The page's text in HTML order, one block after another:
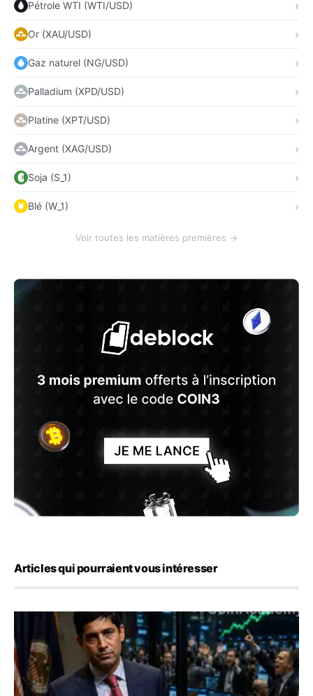
Pétrole WTI (WTI/USD)
Or (XAU/USD)
Gaz naturel (NG/USD)
Palladium (XPD/USD)
Platine (XPT/USD)
Argent (XAG/USD)
Soja (S_1)
Blé (W_1)
Voir toutes les matières premières →
Articles qui pourraient vous intéresser
Emploi américain : 23 000 postes détruits en juillet, les